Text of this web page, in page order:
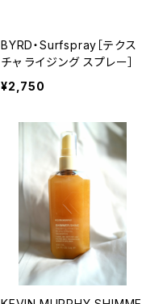
BYRD・Surfspray［テクス
チャ ライジング スプレー］
¥2,750